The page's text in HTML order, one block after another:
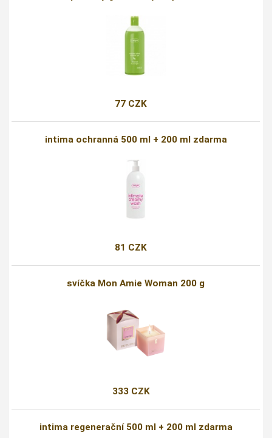
77 CZK
intima ochranná 500 ml + 200 ml zdarma
81 CZK
svíčka Mon Amie Woman 200 g
333 CZK
intima regenerační 500 ml + 200 ml zdarma